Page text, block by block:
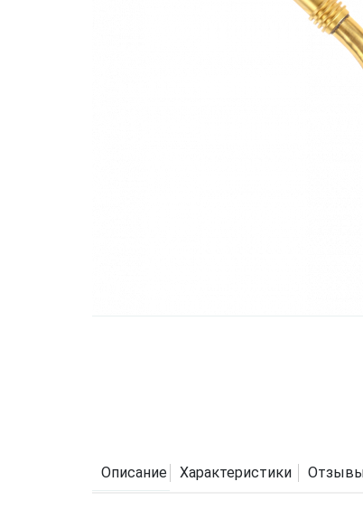
Описание Характеристики